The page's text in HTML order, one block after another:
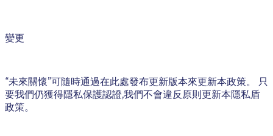
變更
“未來關懷”可隨時通過在此處發布更新版本來更新本政策。 只
要我們仍獲得隱私保護認證,我們不會違反原則更新本隱私盾
政策。